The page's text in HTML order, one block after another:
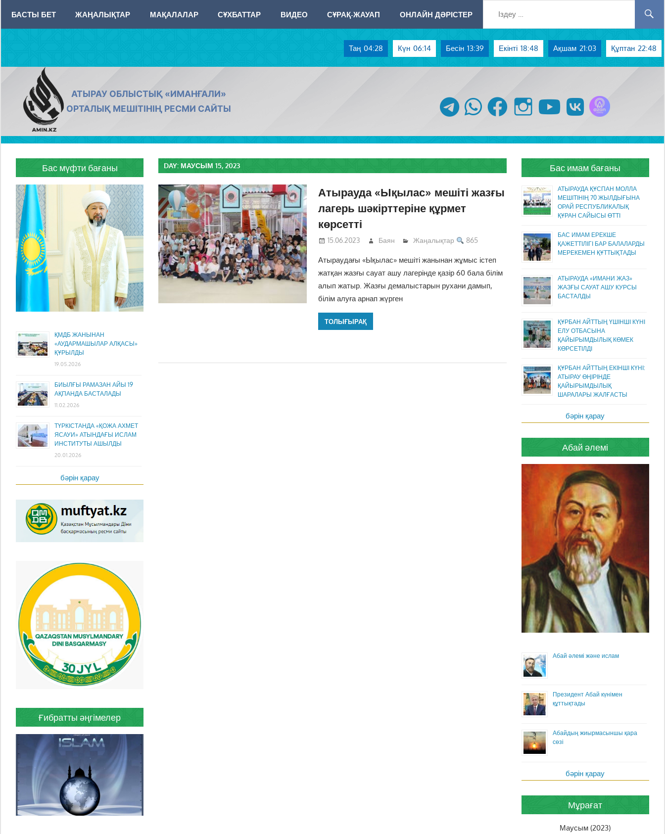
content
БАСТЫ БЕТ ЖАҢАЛЫҚТАР МАҚАЛАЛАР СҰХБАТТАР ВИДЕО СҰРАҚ-ЖАУАП ОНЛАЙН ДӘРІСТЕР
Таң 04:28 Күн 06:14 Бесін 13:39 Екінті 18:48 Ақшам 21:03 Құптан 22:48
AMIN.KZ
АТЫРАУ ОБЛЫСТЫҚ «ИМАНҒАЛИ»
ОРТАЛЫҚ МЕШІТІНІҢ РЕСМИ САЙТЫ
telegram whatsapp facebook instagram youtubevk
DAY: МАУСЫМ 15, 2023
Атырауда «Ықылас» мешіті жазғы
лагерь шәкірттеріне құрмет
көрсетті
15.06.2023 Баян Жаңалықтар 865
Атыраудағы «Ықылас» мешіті жанынан жұмыс істеп
жатқан жазғы сауат ашу лагерінде қазір 60 бала білім
алып жатыр. Жазғы демалыстарын рухани дамып,
білім алуға арнап жүрген
ТОЛЫҒЫРАҚ
Бас мүфти бағаны
ҚМДБ ЖАНЫНАН
«АУДАРМАШЫЛАР АЛҚАСЫ»
ҚҰРЫЛДЫ
19.05.2026
БИЫЛҒЫ РАМАЗАН АЙЫ 19
АҚПАНДА БАСТАЛАДЫ
11.02.2026
ТҮРКІСТАНДА «ҚОЖА АХМЕТ
ЯСАУИ» АТЫНДАҒЫ ИСЛАМ
ИНСТИТУТЫ АШЫЛДЫ
20.01.2026
бәрін қарау
Ғибратты әңгімелер
Бас имам бағаны
АТЫРАУДА ҚҰСПАН МОЛЛА
МЕШІТІНІҢ 70 ЖЫЛДЫҒЫНА
ОРАЙ РЕСПУБЛИКАЛЫҚ
ҚҰРАН САЙЫСЫ ӨТТІ
БАС ИМАМ ЕРЕКШЕ
ҚАЖЕТТІЛІГІ БАР БАЛАЛАРДЫ
МЕРЕКЕМЕН ҚҰТТЫҚТАДЫ
АТЫРАУДА «ИМАНИ ЖАЗ»
ЖАЗҒЫ САУАТ АШУ КУРСЫ
БАСТАЛДЫ
ҚҰРБАН АЙТТЫҢ ҮШІНШІ КҮНІ
ЕЛУ ОТБАСЫНА
ҚАЙЫРЫМДЫЛЫҚ КӨМЕК
КӨРСЕТІЛДІ
ҚҰРБАН АЙТТЫҢ ЕКІНШІ КҮНІ:
АТЫРАУ ӨҢІРІНДЕ
ҚАЙЫРЫМДЫЛЫҚ
ШАРАЛАРЫ ЖАЛҒАСТЫ
бәрін қарау
Абай әлемі
Абай әлемі және ислам
Президент Абай күнімен
құттықтады
Абайдың жиырмасыншы қара
сөзі
бәрін қарау
Мұрағат
Маусым (2023)